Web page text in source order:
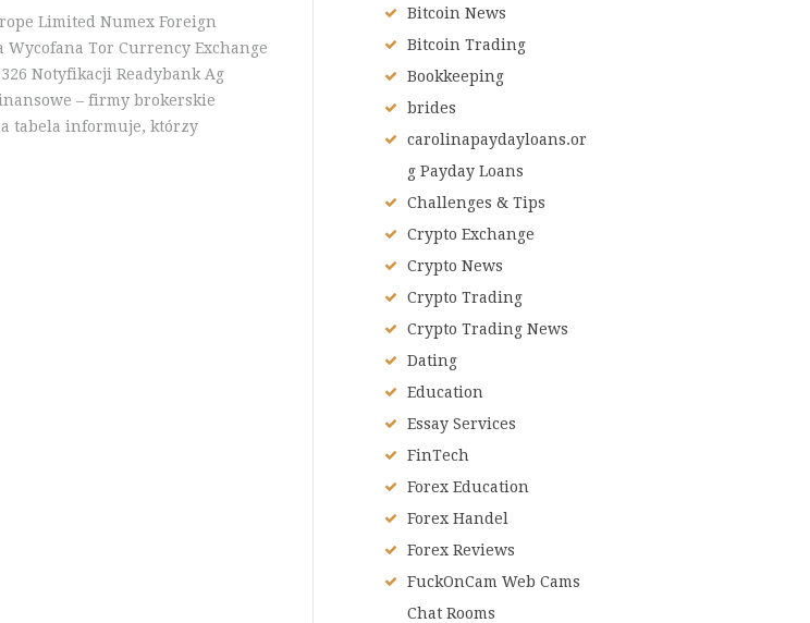
Limited Numex Foreign
Tor Currency Exchange
Notyfikacji Readybank Ag
– firmy brokerskie
tabela informuje, którzy
Bitcoin News
Bitcoin Trading
Bookkeeping
brides
carolinapaydayloans.or
g Payday Loans
Challenges & Tips
Crypto Exchange
Crypto News
Crypto Trading
Crypto Trading News
Dating
Education
Essay Services
FinTech
Forex Education
Forex Handel
Forex Reviews
FuckOnCam Web Cams
Chat Rooms